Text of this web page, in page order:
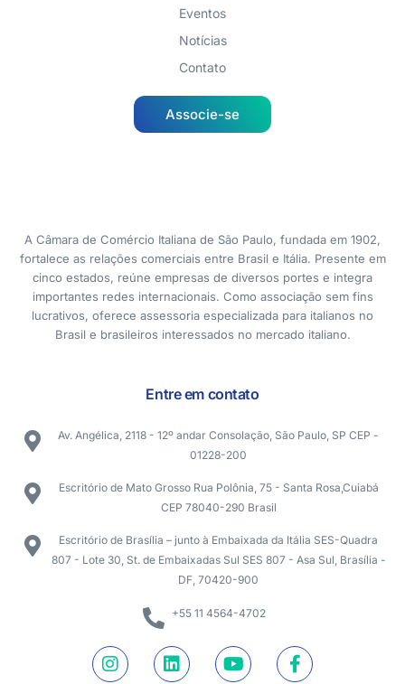
Eventos
Notícias
Contato
Associe-se
A Câmara de Comércio Italiana de São Paulo, fundada em 1902,
fortalece as relações comerciais entre Brasil e Itália. Presente em
cinco estados, reúne empresas de diversos portes e integra
importantes redes internacionais. Como associação sem fins
lucrativos, oferece assessoria especializada para italianos no
Brasil e brasileiros interessados no mercado italiano.
Entre em contato
Av. Angélica, 2118 - 12º andar Consolação, São Paulo, SP CEP -
01228-200
Escritório de Mato Grosso Rua Polônia, 75 - Santa Rosa,Cuiabá
CEP 78040-290 Brasil
Escritório de Brasília – junto à Embaixada da Itália SES-Quadra
807 - Lote 30, St. de Embaixadas Sul SES 807 - Asa Sul, Brasília -
DF, 70420-900
+55 11 4564-4702